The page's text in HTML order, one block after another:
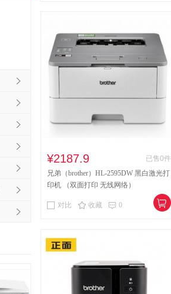
台式计算机（含一体机台式
金属骨架为主的椅凳类
竹制、藤制等
音视频矩阵 视频会议会
电冰箱 风扇 服务器
喷墨打印机 针式打印机
¥2187.9
已售0件
兄弟（brother）HL-2595DW 黑白激光打
印机 （双面打印 无线网络）
对比 收藏 0